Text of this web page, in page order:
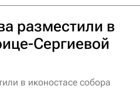
разместили в
Сергиевой
в иконостасе собора